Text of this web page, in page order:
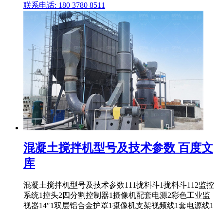
联系电话: 180 3780 8511
混凝土搅拌机型号及技术参数 百度文
库
混凝土搅拌机型号及技术参数111拢料斗1拢料斗112监控
系统1控头2四分割控制器1摄像机配套电源2彩色工业监
视器14″1双层铝合金护罩1摄像机支架视频线1套电源线1